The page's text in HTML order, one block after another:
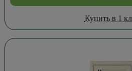
Купить в 1